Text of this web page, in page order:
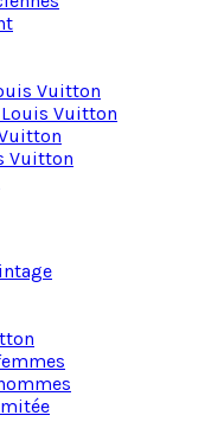
Vuitton
Vuitton
Vuitton